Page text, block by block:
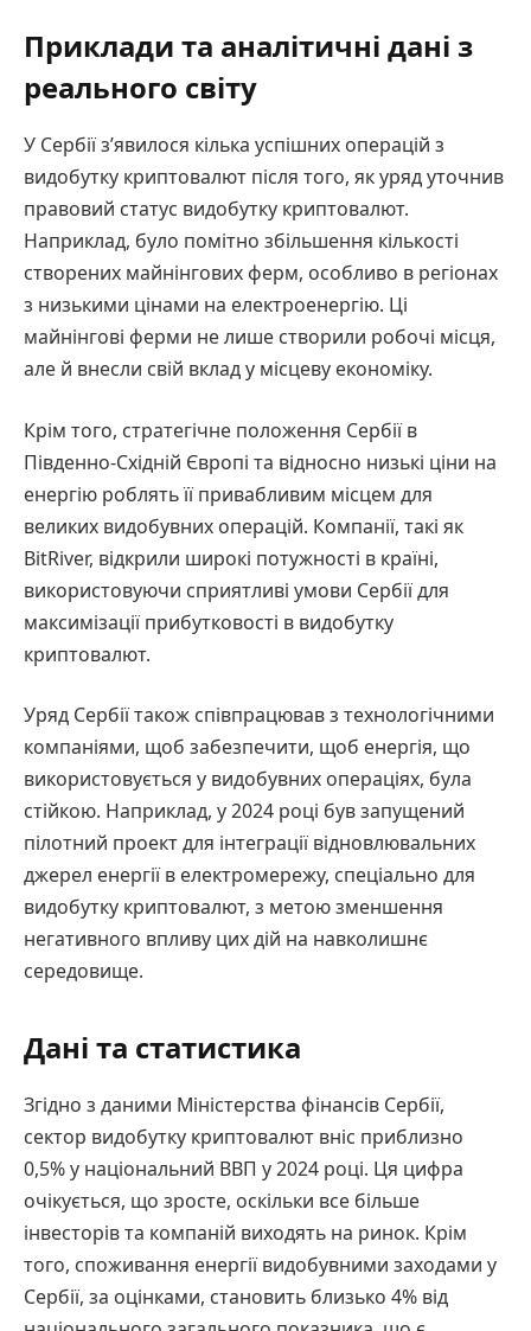
Приклади та аналітичні дані з
реального світу
У Сербії з’явилося кілька успішних операцій з
видобутку криптовалют після того, як уряд уточнив
правовий статус видобутку криптовалют.
Наприклад, було помітно збільшення кількості
створених майнінгових ферм, особливо в регіонах
з низькими цінами на електроенергію. Ці
майнінгові ферми не лише створили робочі місця,
але й внесли свій вклад у місцеву економіку.
Крім того, стратегічне положення Сербії в
Південно-Східній Європі та відносно низькі ціни на
енергію роблять її привабливим місцем для
великих видобувних операцій. Компанії, такі як
BitRiver, відкрили широкі потужності в країні,
використовуючи сприятливі умови Сербії для
максимізації прибутковості в видобутку
криптовалют.
Уряд Сербії також співпрацював з технологічними
компаніями, щоб забезпечити, щоб енергія, що
використовується у видобувних операціях, була
стійкою. Наприклад, у 2024 році був запущений
пілотний проект для інтеграції відновлювальних
джерел енергії в електромережу, спеціально для
видобутку криптовалют, з метою зменшення
негативного впливу цих дій на навколишнє
середовище.
Дані та статистика
Згідно з даними Міністерства фінансів Сербії,
сектор видобутку криптовалют вніс приблизно
0,5% у національний ВВП у 2024 році. Ця цифра
очікується, що зросте, оскільки все більше
інвесторів та компаній виходять на ринок. Крім
того, споживання енергії видобувними заходами у
Сербії, за оцінками, становить близько 4% від